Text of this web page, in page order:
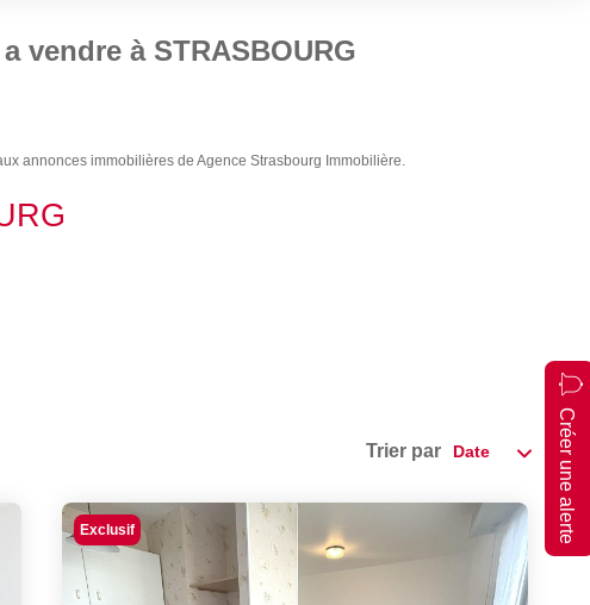
vendre à STRASBOURG
annonces immobilières de Agence Strasbourg Immobilière.
Créer une alerte
Trier par
Exclusif